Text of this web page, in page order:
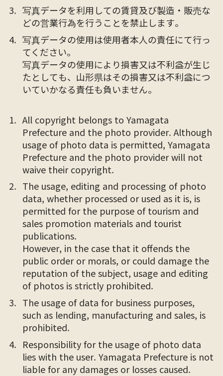
写真データを利用しての賃貸及び製造・販売な
どの営業行為を行うことを禁止します。
写真データの使用は使用者本人の責任にて行っ
てください。
写真データの使用により損害又は不利益が生じ
たとしても、山形県はその損害又は不利益につ
いていかなる責任も負いません。
All copyright belongs to Yamagata
Prefecture and the photo provider. Although
usage of photo data is permitted, Yamagata
Prefecture and the photo provider will not
waive their copyright.
The usage, editing and processing of photo
data, whether processed or used as it is, is
permitted for the purpose of tourism and
sales promotion materials and tourist
publications.
However, in the case that it offends the
public order or morals, or could damage the
reputation of the subject, usage and editing
of photos is strictly prohibited.
The usage of data for business purposes,
such as lending, manufacturing and sales, is
prohibited.
Responsibility for the usage of photo data
lies with the user. Yamagata Prefecture is not
liable for any damages or losses caused.